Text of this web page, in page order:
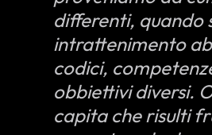
differenti, quando
intrattenimento
codici,
obbiettivi diversi.
capita che risulti